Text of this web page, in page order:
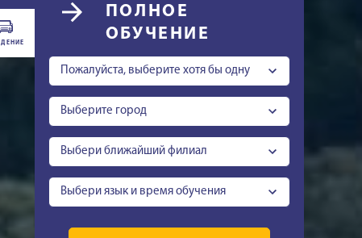
ПОЛНОЕ
ОБУЧЕНИЕ
Пожалуйста, выберите хотя бы одну
категорию.
Выберите город
Выбери ближайший филиал
Выбери язык и время обучения